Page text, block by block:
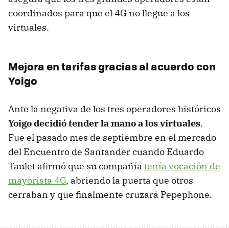
coordinados para que el 4G no llegue a los
virtuales.
Mejora en tarifas gracias al acuerdo con
Yoigo
Ante la negativa de los tres operadores históricos
Yoigo decidió tender la mano a los virtuales.
Fue el pasado mes de septiembre en el mercado
del Encuentro de Santander cuando Eduardo
Taulet afirmó que su compañía tenía vocación de
mayorista 4G, abriendo la puerta que otros
cerraban y que finalmente cruzará Pepephone.